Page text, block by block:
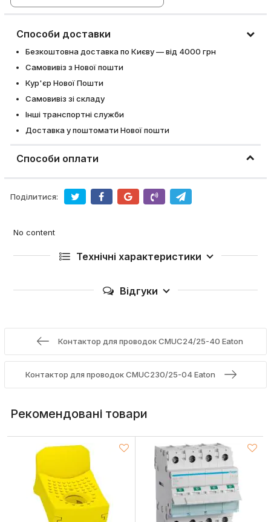
Способи доставки
Безкоштовна доставка по Києву — від 4000 грн
Самовивіз з Нової пошти
Кур'єр Нової Пошти
Самовивіз зі складу
Інші транспортні служби
Доставка у поштомати Нової пошти
Способи оплати
Поділитися:
No content
Технічні характеристики
Відгуки
Контактор для проводок CMUC24/25-40 Eaton
Контактор для проводок CMUC230/25-04 Eaton
Рекомендовані товари